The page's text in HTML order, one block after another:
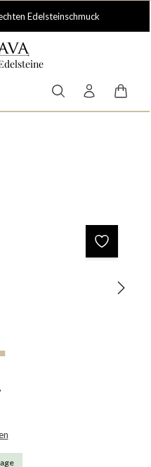
Edelsteinschmuck